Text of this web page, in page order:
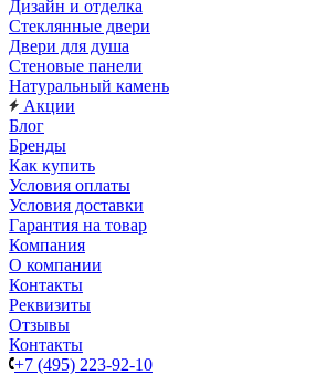
Дизайн и отделка
Стеклянные двери
Двери для душа
Стеновые панели
Натуральный камень
Акции
Блог
Бренды
Как купить
Условия оплаты
Условия доставки
Гарантия на товар
Компания
О компании
Контакты
Реквизиты
Отзывы
Контакты
+7 (495) 223-92-10